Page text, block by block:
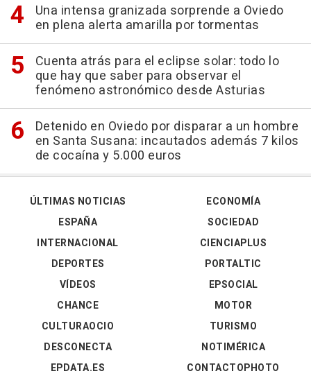
Una intensa granizada sorprende a Oviedo
en plena alerta amarilla por tormentas
Cuenta atrás para el eclipse solar: todo lo
que hay que saber para observar el
fenómeno astronómico desde Asturias
Detenido en Oviedo por disparar a un hombre
en Santa Susana: incautados además 7 kilos
de cocaína y 5.000 euros
ÚLTIMAS NOTICIAS
ESPAÑA
INTERNACIONAL
DEPORTES
VÍDEOS
ECONOMÍA
SOCIEDAD
CIENCIAPLUS
PORTALTIC
EPSOCIAL
CHANCE
CULTURAOCIO
DESCONECTA
EPDATA.ES
MOTOR
TURISMO
NOTIMÉRICA
CONTACTOPHOTO